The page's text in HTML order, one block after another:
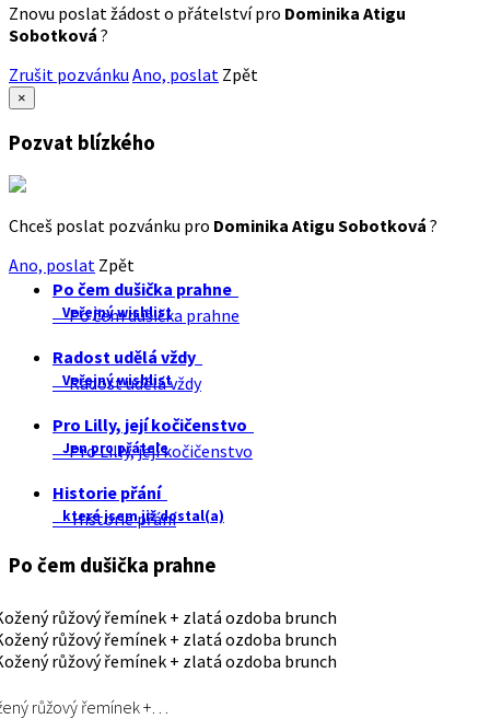
Znovu poslat žádost o přátelství pro Dominika Atigu
Sobotková ?
Zrušit pozvánku Ano, poslat Zpět
×
Pozvat blízkého
Chceš poslat pozvánku pro Dominika Atigu Sobotková ?
Ano, poslat Zpět
Po čem dušička prahne
Veřejný wishlist
Po čem dušička prahne
Radost udělá vždy
Veřejný wishlist
Radost udělá vždy
Pro Lilly, její kočičenstvo
Jen pro přátele
Pro Lilly, její kočičenstvo
Historie přání
které jsem již dostal(a)
Historie přání
Po čem dušička prahne
růžový řemínek +…